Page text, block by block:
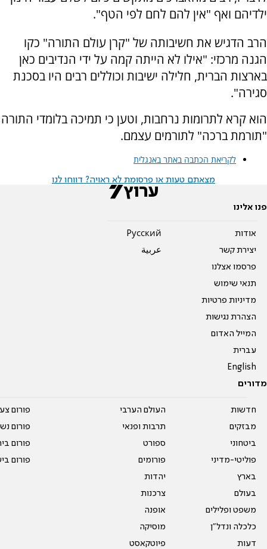
ילדיהם ואף "אין להם לחם לפי הטף".
הרב הדגיש את חשיבותה של "קרן עולם התורה" כקו
הגנה מרכזי: "אילו לא הייתה קמה על ידי הנדיבים כאן
בארצות הברית, חלילה ישיבות וכוללים רבים היו בסכנת
סגירה".
הוא קרא לתרומות נרחבות, וטען כי תמיכה בלומדי התורה
"תורמת ברכה" לתורמים עצמם.
לקריאת הכתבה באתר באנגלית
מצאתם טעות או פרסומת לא ראויה? דווחו לנו
פנו אלינו
אודות
יצירת קשר
פרסמו אצלנו
תנאי שימוש
מדיניות פרטיות
הצהרת נגישות
המייל האדום
עברית
English
Pусский
عربية
מדורים
חדשות
מבזקים
ביטחוני
פוליטי-מדיני
בארץ
בעולם
משפט ופלילים
כלכלה ונדל"ן
דעות
העולם הערבי
תרבות ופנאי
ספורט
פורומים
יהדות
צרכנות
אופנה
מוסיקה
פיוטקאסט
פורום
פורום
פורום
פורום